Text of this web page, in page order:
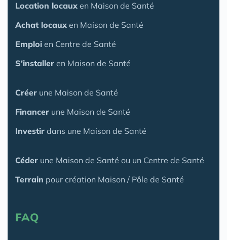
Location locaux en Maison de Santé
Achat locaux en Maison de Santé
Emploi en Centre de Santé
S'installer en Maison de Santé
Créer une Maison de Santé
Financer une Maison de Santé
Investir dans une Maison de Santé
Céder une Maison de Santé ou un Centre de Santé
Terrain pour création Maison / Pôle de Santé
FAQ